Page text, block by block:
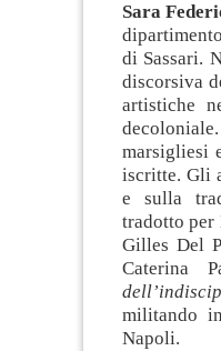
Sara
di Sassari.
discorsiva
artistiche
marsigliesi
iscritte. Gli
e sulla
tradotto
Gilles Del
Caterina
militando
Napoli.